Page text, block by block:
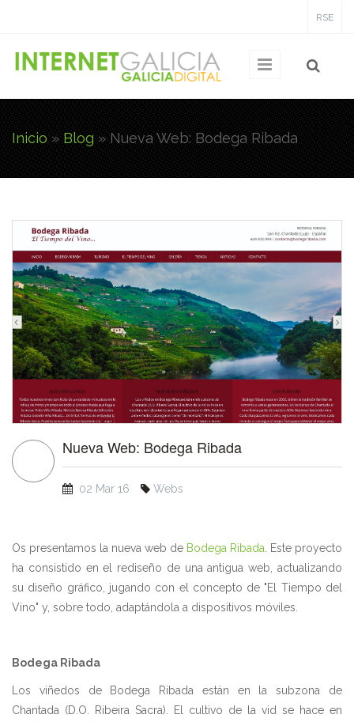
RSE
Usted está aquí
Inicio » Blog » Nueva Web: Bodega Ribada
Nueva Web: Bodega Ribada
02 Mar 16 Webs
Os presentamos la nueva web de Bodega Ribada . Este proyecto
ha consistido en el rediseño de una antigua web, actualizando
su diseño gráfico, jugando con el concepto de "El Tiempo del
Vino" y, sobre todo, adaptándola a dispositivos móviles.
Bodega Ribada
Los viñedos de Bodega Ribada están en la subzona de
Chantada (D.O. Ribeira Sacra). El cultivo de la vid se hace en